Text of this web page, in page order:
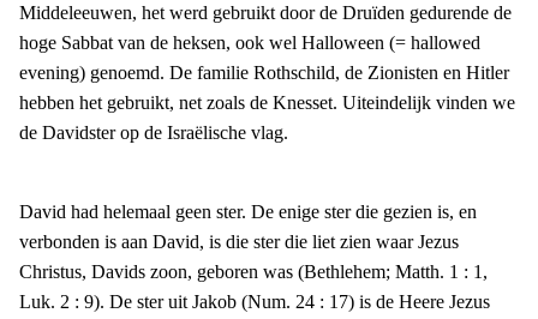
Middeleeuwen, het werd gebruikt door de Druïden gedurende de
hoge Sabbat van de heksen, ook wel Halloween (= hallowed
evening) genoemd. De familie Rothschild, de Zionisten en Hitler
hebben het gebruikt, net zoals de Knesset. Uiteindelijk vinden we
de Davidster op de Israëlische vlag.
David had helemaal geen ster. De enige ster die gezien is, en
verbonden is aan David, is die ster die liet zien waar Jezus
Christus, Davids zoon, geboren was (Bethlehem; Matth. 1 : 1,
Luk. 2 : 9). De ster uit Jakob (Num. 24 : 17) is de Heere Jezus